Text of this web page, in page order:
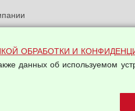
на обработку персональных
ОБРАБОТКИ И
данных об используемом